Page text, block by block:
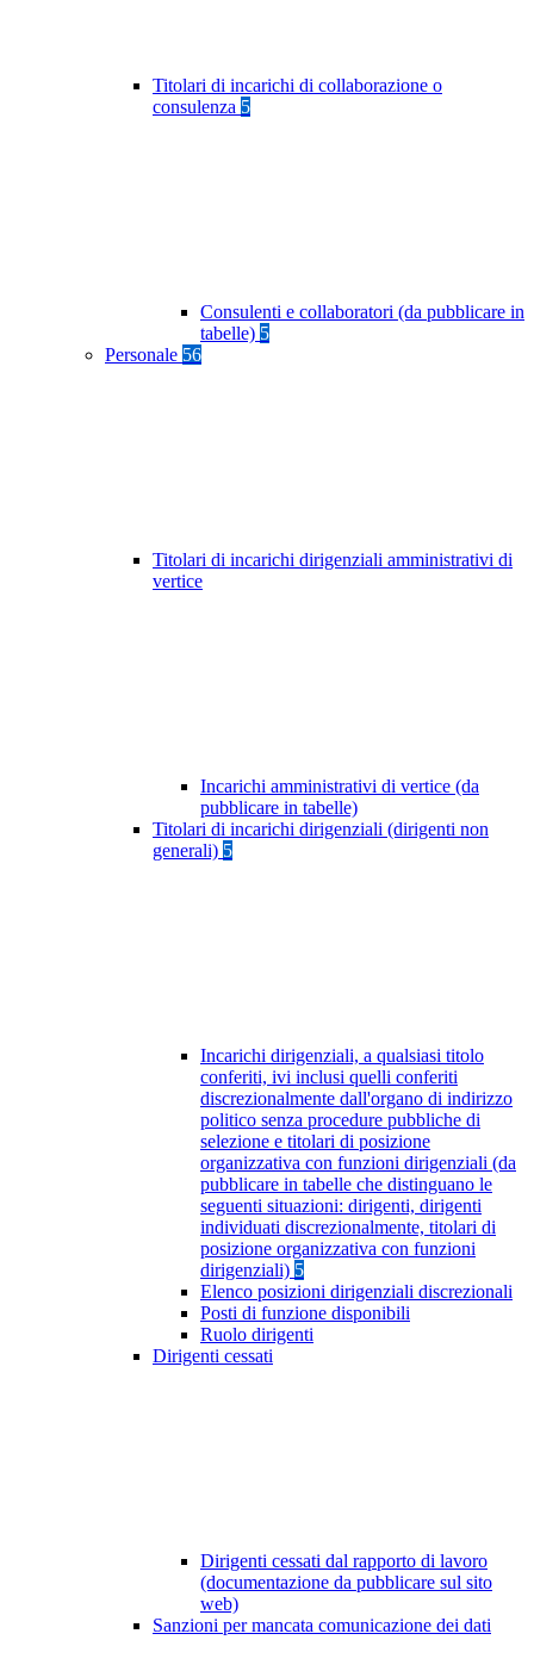
Titolari di incarichi di collaborazione o
consulenza 5
Consulenti e collaboratori (da pubblicare in
tabelle) 5
Personale 56
Titolari di incarichi dirigenziali amministrativi di
vertice
Incarichi amministrativi di vertice (da
pubblicare in tabelle)
Titolari di incarichi dirigenziali (dirigenti non
generali) 5
Incarichi dirigenziali, a qualsiasi titolo
conferiti, ivi inclusi quelli conferiti
discrezionalmente dall'organo di indirizzo
politico senza procedure pubbliche di
selezione e titolari di posizione
organizzativa con funzioni dirigenziali (da
pubblicare in tabelle che distinguano le
seguenti situazioni: dirigenti, dirigenti
individuati discrezionalmente, titolari di
posizione organizzativa con funzioni
dirigenziali) 5
Elenco posizioni dirigenziali discrezionali
Posti di funzione disponibili
Ruolo dirigenti
Dirigenti cessati
Dirigenti cessati dal rapporto di lavoro
(documentazione da pubblicare sul sito
web)
Sanzioni per mancata comunicazione dei dati